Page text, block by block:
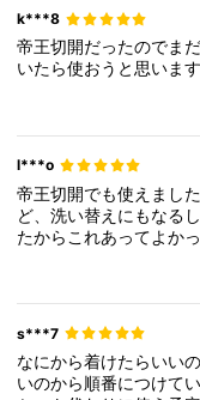
k***8
帝王切開だったのでま
いたら使おうと思います
l***o
帝王切開でも使えまし
ど、洗い替えにもなる
たからこれあってよか
s***7
なにから着けたらいい
いのから順番につけて